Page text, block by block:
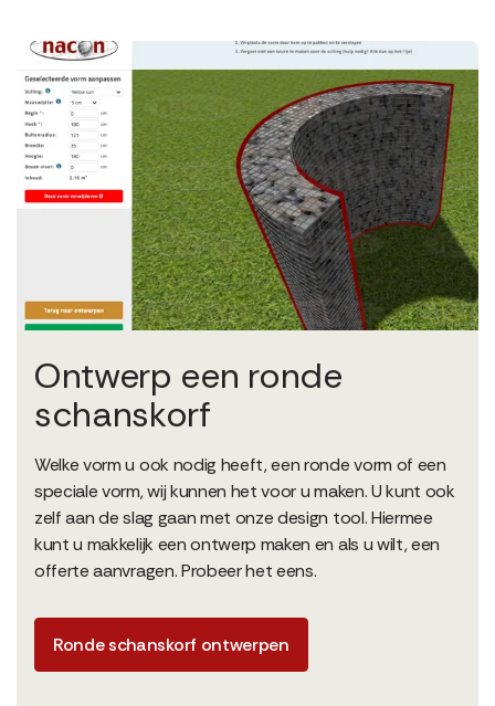
Ontwerp een ronde
schanskorf
Welke vorm u ook nodig heeft, een ronde vorm of een
speciale vorm, wij kunnen het voor u maken. U kunt ook
zelf aan de slag gaan met onze design tool. Hiermee
kunt u makkelijk een ontwerp maken en als u wilt, een
offerte aanvragen. Probeer het eens.
Ronde schanskorf ontwerpen